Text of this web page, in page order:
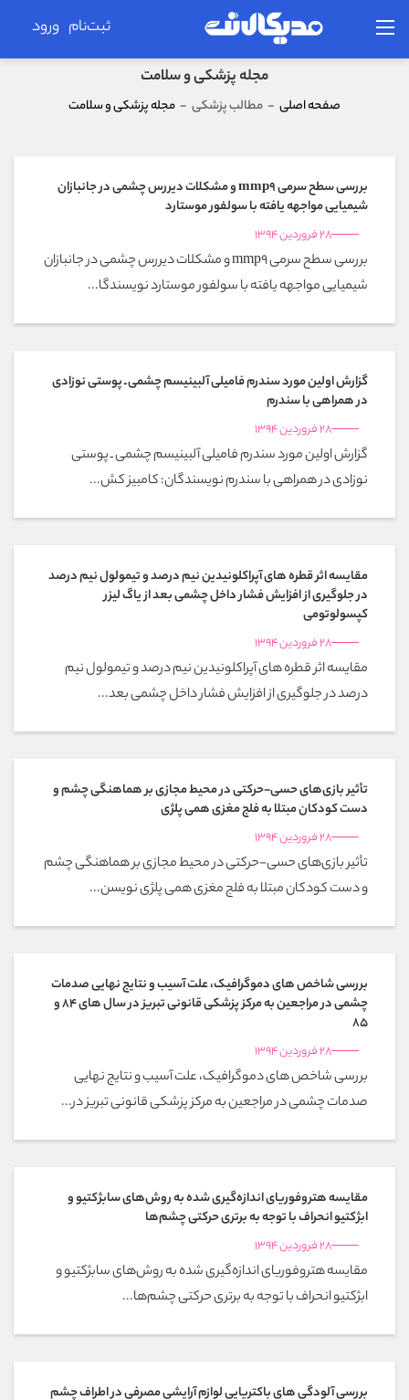
ثبت‌نام ورود
مجله پزشکی و سلامت
صفحه اصلی - مطالب پزشکی - مجله پزشکی و سلامت
بررسی سطح سرمی mmp9 و مشکلات دیررس چشمی در جانبازان
شیمیایی مواجهه یافته با سولفور موستارد
28 فروردین 1394
بررسی سطح سرمی mmp9 و مشکلات دیررس چشمی در جانبازان
شیمیایی مواجهه یافته با سولفور موستارد نویسندگا...
گزارش اولین مورد سندرم فامیلی آلبینیسم چشمی ـ پوستی نوزادی
در همراهی با سندرم
28 فروردین 1394
گزارش اولین مورد سندرم فامیلی آلبینیسم چشمی ـ پوستی
نوزادی در همراهی با سندرم نویسندگان: کامبیز کش...
مقایسه اثر قطره های آپراکلونیدین نیم درصد و تیمولول نیم درصد
در جلوگیری از افزایش فشار داخل چشمی بعد از یاگ لیزر
کپسولوتومی
28 فروردین 1394
مقایسه اثر قطره های آپراکلونیدین نیم درصد و تیمولول نیم
درصد در جلوگیری از افزایش فشار داخل چشمی بعد...
تأثیر بازی‌های حسی-حرکتی در محیط مجازی بر هماهنگی چشم و
دست کودکان مبتلا به فلج مغزی همی پلژی
28 فروردین 1394
تأثیر بازی‌های حسی-حرکتی در محیط مجازی بر هماهنگی چشم
و دست کودکان مبتلا به فلج مغزی همی پلژی نویسن...
بررسی شاخص های دموگرافیک، علت آسیب و نتایج نهایی صدمات
چشمی در مراجعین به مرکز پزشکی قانونی تبریز در سال های 84 و
85
28 فروردین 1394
بررسی شاخص های دموگرافیک، علت آسیب و نتایج نهایی
صدمات چشمی در مراجعین به مرکز پزشکی قانونی تبریز در...
مقایسه هتروفوریای اندازه‌گیری شده به روش‌های سابژکتیو و
ابژکتیو انحراف با توجه به برتری حرکتی چشم‌ها
28 فروردین 1394
مقایسه هتروفوریای اندازه‌گیری شده به روش‌های سابژکتیو و
ابژکتیو انحراف با توجه به برتری حرکتی چشم‌ها...
بررسی آلودگی های باکتریایی لوازم آرایشی مصرفی در اطراف چشم